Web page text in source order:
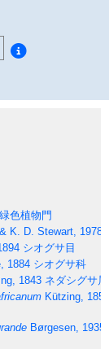
緑色植物門
K. D. Stewart, 1978
シオグサ目
1884 シオグサ科
1843 ネダシグサ属
Kützing, 1853
Børgesen, 1935